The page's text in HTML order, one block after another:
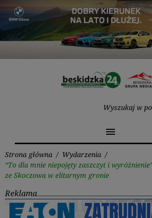
Przejdź
treści
menu
Strona główna / Wydarzenia /
“To dla mnie niepojęty zaszczyt i
ze Skoczowa w elitarnym gronie
Reklama